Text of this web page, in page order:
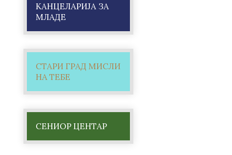
КАНЦЕЛАРИЈА ЗА
МЛАДЕ
СТАРИ ГРАД МИСЛИ
НА ТЕБЕ
СЕНИОР ЦЕНТАР